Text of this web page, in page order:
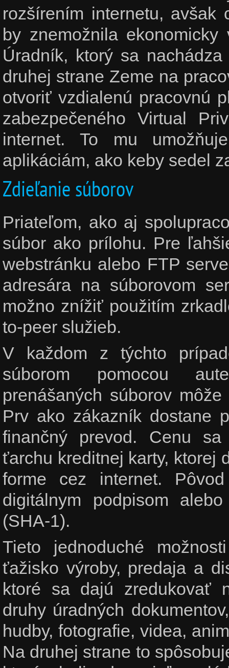
rozšírením internetu, avšak
by znemožnila
Úradník, ktorý sa
druhej strane Zeme na
otvoriť vzdialenú pracovnú
zabezpečeného Virtual
internet. To mu
aplikáciám, ako keby sedel
Zdieľanie súborov
Priateľom, ako aj
súbor ako prílohu. Pre
webstránku alebo FTP
adresára na súborovom
možno znížiť použitím
to-peer služieb.
V každom z týchto
súborom pomocou
prenášaných súborov
Prv ako zákazník dostane
finančný prevod. Cenu
ťarchu kreditnej karty, ktorej
forme cez internet.
digitálnym podpisom
(SHA-1).
Tieto jednoduché
ťažisko výroby, predaja a
ktoré sa dajú zredukovať
druhy úradných
hudby, fotografie, videa,
Na druhej strane to